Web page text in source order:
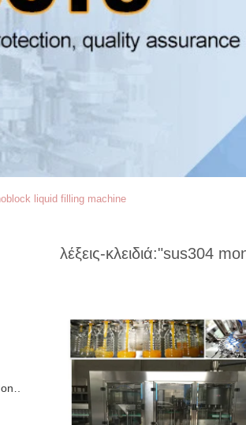
liquid filling machine
λέξεις-κλειδιά:"sus304